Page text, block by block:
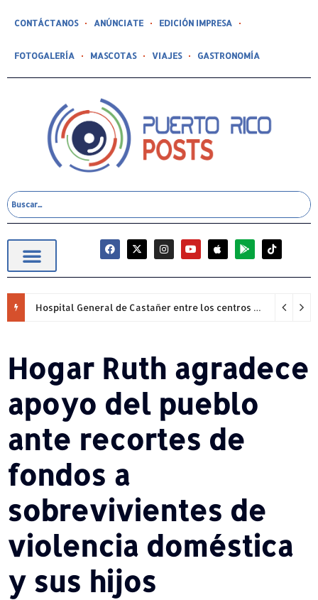
CONTÁCTANOS ANÚNCIATE EDICIÓN IMPRESA
FOTOGALERÍA MASCOTAS VIAJES GASTRONOMÍA
Hospital General de Castañer entre los centros de salud comunitarios con mejor desempeño clínico de Estados Unidos
Hogar Ruth agradece
apoyo del pueblo
ante recortes de
fondos a
sobrevivientes de
violencia doméstica
y sus hijos